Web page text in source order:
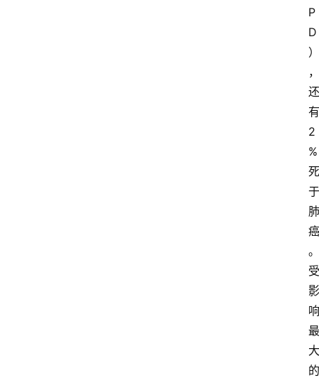
P
D
）
，
还
有
2
%
死
于
肺
癌
。
受
影
响
最
大
的